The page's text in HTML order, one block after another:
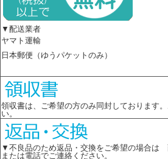
▼配送業者
ヤマト運輸
日本郵便（ゆうパケットのみ）
領収書は、ご希望の方のみ同封しております
い。
▼不良品のため返品・交換をご希望の場合は
または電話でご連絡ください。